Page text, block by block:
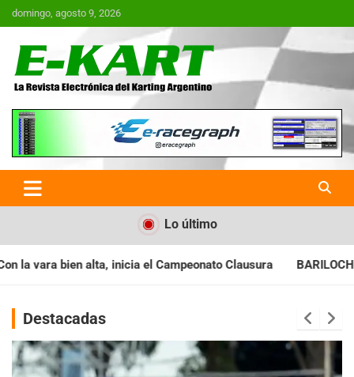
Saltar
al
domingo, agosto 9, 2026
E-Kart.com.ar | La Revista
Electrónica del Karting en
Argentina
Lo último
el Campeonato Clausura BARILOCHENSE: Preparan una
Destacadas